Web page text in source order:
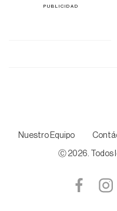
Nuestro Equipo
Ⓒ 2026. Todos